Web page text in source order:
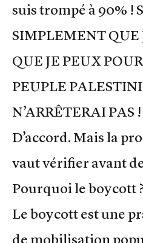
suis trompé à 90% !
SIMPLEMENT QUE
QUE JE PEUX
PEUPLE
N’ARRÊTERAI PAS
D’accord. Mais la
vaut vérifier avant
Pourquoi le boycott ?
Le boycott est une
de mobilisation